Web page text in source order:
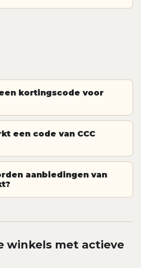
kortingscode voor
een code van CCC
aanbiedingen van
winkels met actieve